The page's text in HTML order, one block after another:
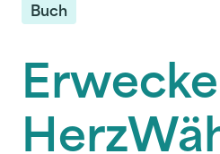
Buch